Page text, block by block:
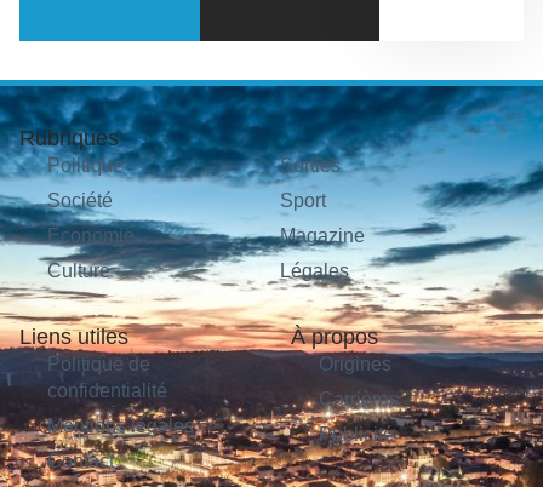
Rubriques
Politique
Société
Économie
Culture
Sorties
Sport
Magazine
Légales
Liens utiles
Politique de
confidentialité
Mentions légales
Contact
À propos
Origines
Carrières
Publicité